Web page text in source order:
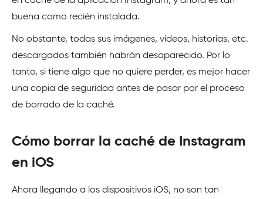
buena como recién instalada.
No obstante, todas sus imágenes, vídeos, historias, etc.
descargados también habrán desaparecido. Por lo
tanto, si tiene algo que no quiere perder, es mejor hacer
una copia de seguridad antes de pasar por el proceso
de borrado de la caché.
Cómo borrar la caché de Instagram
en iOS
Ahora llegando a los dispositivos iOS, no son tan